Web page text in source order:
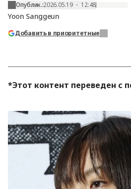
Опублик.:2026.05.19 ・ 12:48
Yoon Sanggeun
Добавить в приоритетные
*Этот контент переведен с